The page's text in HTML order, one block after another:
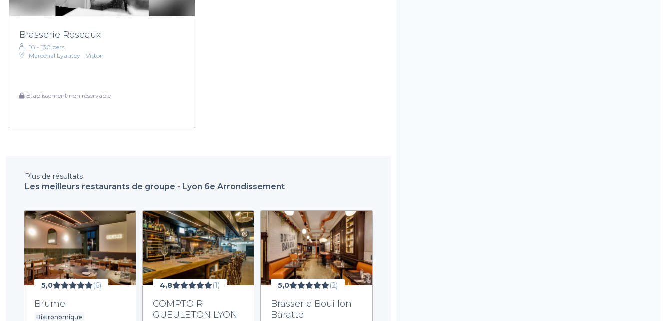
Brasserie Roseaux
10 - 130 pers.
Marechal Lyautey - Vitton
Établissement non réservable
Plus de résultats
Les meilleurs restaurants de groupe - Lyon 6e Arrondissement
5,0 (6)
Brume
Bistronomique
4,8 (1)
COMPTOIR
GUEULETON LYON
5,0 (2)
Brasserie Bouillon
Baratte